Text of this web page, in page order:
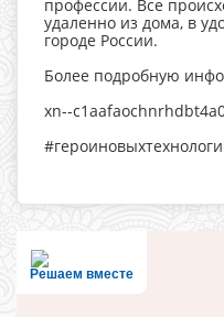
профессии. Все
удаленно из дома, в
городе России.
Более подробную
xn--
Решаем вместе